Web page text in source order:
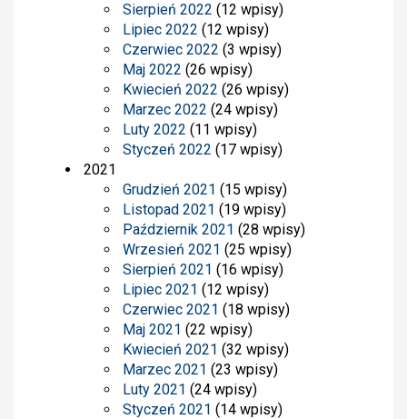
Sierpień 2022 (12 wpisy)
Lipiec 2022 (12 wpisy)
Czerwiec 2022 (3 wpisy)
Maj 2022 (26 wpisy)
Kwiecień 2022 (26 wpisy)
Marzec 2022 (24 wpisy)
Luty 2022 (11 wpisy)
Styczeń 2022 (17 wpisy)
2021
Grudzień 2021 (15 wpisy)
Listopad 2021 (19 wpisy)
Październik 2021 (28 wpisy)
Wrzesień 2021 (25 wpisy)
Sierpień 2021 (16 wpisy)
Lipiec 2021 (12 wpisy)
Czerwiec 2021 (18 wpisy)
Maj 2021 (22 wpisy)
Kwiecień 2021 (32 wpisy)
Marzec 2021 (23 wpisy)
Luty 2021 (24 wpisy)
Styczeń 2021 (14 wpisy)